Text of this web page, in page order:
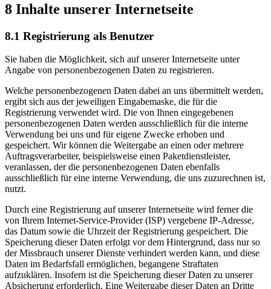
8 Inhalte unserer Internetseite
8.1 Registrierung als Benutzer
Sie haben die Möglichkeit, sich auf unserer Internetseite unter
Angabe von personenbezogenen Daten zu registrieren.
Welche personenbezogenen Daten dabei an uns übermittelt werden,
ergibt sich aus der jeweiligen Eingabemaske, die für die
Registrierung verwendet wird. Die von Ihnen eingegebenen
personenbezogenen Daten werden ausschließlich für die interne
Verwendung bei uns und für eigene Zwecke erhoben und
gespeichert. Wir können die Weitergabe an einen oder mehrere
Auftragsverarbeiter, beispielsweise einen Paketdienstleister,
veranlassen, der die personenbezogenen Daten ebenfalls
ausschließlich für eine interne Verwendung, die uns zuzurechnen ist,
nutzt.
Durch eine Registrierung auf unserer Internetseite wird ferner die
von Ihrem Internet-Service-Provider (ISP) vergebene IP-Adresse,
das Datum sowie die Uhrzeit der Registrierung gespeichert. Die
Speicherung dieser Daten erfolgt vor dem Hintergrund, dass nur so
der Missbrauch unserer Dienste verhindert werden kann, und diese
Daten im Bedarfsfall ermöglichen, begangene Straftaten
aufzuklären. Insofern ist die Speicherung dieser Daten zu unserer
Absicherung erforderlich. Eine Weitergabe dieser Daten an Dritte